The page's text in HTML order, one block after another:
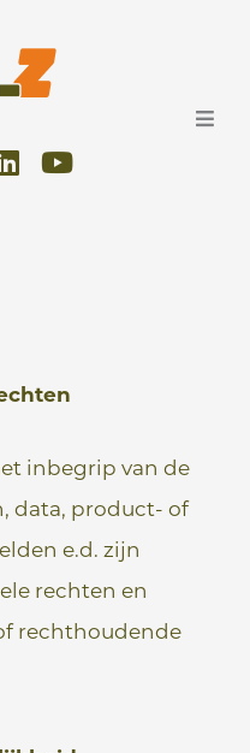
L
i
Y
o
inbegrip van de
data, product- of
e.d. zijn
rechten en
rechthoudende